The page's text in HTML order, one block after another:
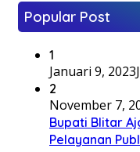
Popular Post
1
Januari 9, 2023
2
November 7,
Bupati Blitar
Pelayanan